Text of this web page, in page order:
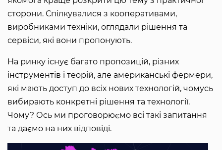
сторони. Спілкувалися з кооперативами,
виробниками техніки, оглядали рішення та
сервіси, які вони пропонують.
На ринку існує багато пропозицій, різних
інструментів і теорій, але американські фермери,
які мають доступ до всіх нових технологій, чомусь
вибирають конкретні рішення та технології.
Чому? Ось ми проговорюємо всі такі запитання
та даємо на них відповіді.